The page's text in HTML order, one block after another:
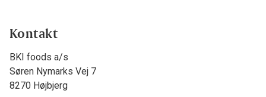
Kontakt
BKI foods a/s
Søren Nymarks Vej 7
8270 Højbjerg